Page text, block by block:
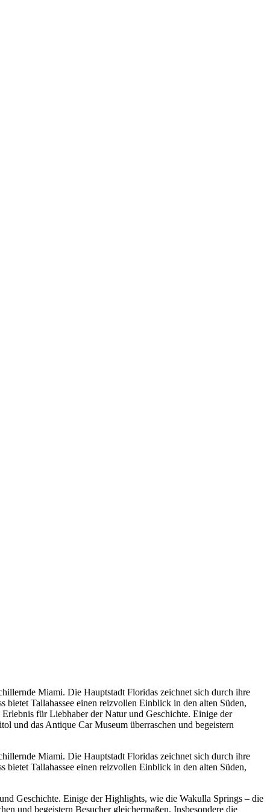
Miami. Die Hauptstadt Floridas zeichnet sich durch ihre
bietet Tallahassee einen reizvollen Einblick in den alten Süden,
für Liebhaber der Natur und Geschichte. Einige der
und das Antique Car Museum überraschen und begeistern
Miami. Die Hauptstadt Floridas zeichnet sich durch ihre
bietet Tallahassee einen reizvollen Einblick in den alten Süden,
Geschichte. Einige der Highlights, wie die Wakulla Springs – die
und begeistern Besucher gleichermaßen. Insbesondere die